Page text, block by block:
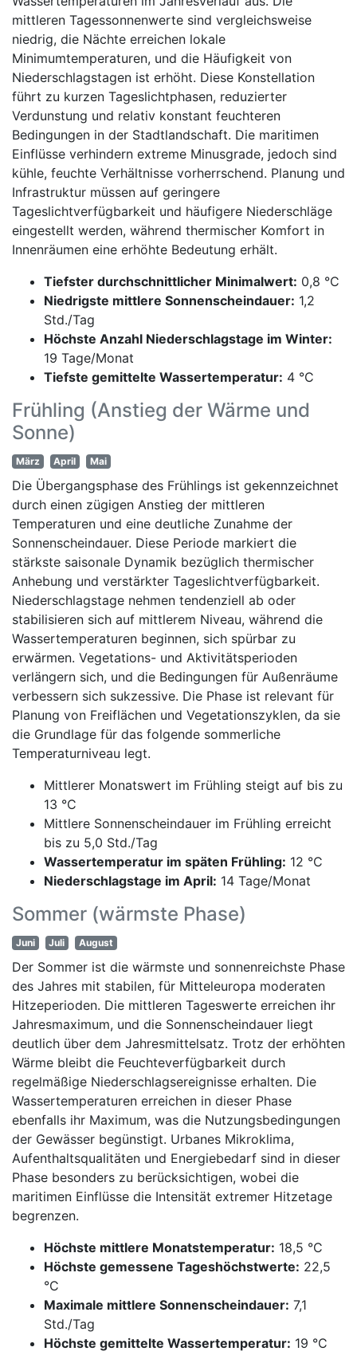
mittleren Tagessonnenwerte sind vergleichsweise
niedrig, die Nächte erreichen lokale
Minimumtemperaturen, und die Häufigkeit von
Niederschlagstagen ist erhöht. Diese Konstellation
führt zu kurzen Tageslichtphasen, reduzierter
Verdunstung und relativ konstant feuchteren
Bedingungen in der Stadtlandschaft. Die maritimen
Einflüsse verhindern extreme Minusgrade, jedoch sind
kühle, feuchte Verhältnisse vorherrschend. Planung und
Infrastruktur müssen auf geringere
Tageslichtverfügbarkeit und häufigere Niederschläge
eingestellt werden, während thermischer Komfort in
Innenräumen eine erhöhte Bedeutung erhält.
Tiefster durchschnittlicher Minimalwert: 0,8 °C
Niedrigste mittlere Sonnenscheindauer: 1,2
Std./Tag
Höchste Anzahl Niederschlagstage im Winter:
19 Tage/Monat
Tiefste gemittelte Wassertemperatur: 4 °C
Frühling (Anstieg der Wärme und
Sonne)
März April Mai
Die Übergangsphase des Frühlings ist gekennzeichnet
durch einen zügigen Anstieg der mittleren
Temperaturen und eine deutliche Zunahme der
Sonnenscheindauer. Diese Periode markiert die
stärkste saisonale Dynamik bezüglich thermischer
Anhebung und verstärkter Tageslichtverfügbarkeit.
Niederschlagstage nehmen tendenziell ab oder
stabilisieren sich auf mittlerem Niveau, während die
Wassertemperaturen beginnen, sich spürbar zu
erwärmen. Vegetations- und Aktivitätsperioden
verlängern sich, und die Bedingungen für Außenräume
verbessern sich sukzessive. Die Phase ist relevant für
Planung von Freiflächen und Vegetationszyklen, da sie
die Grundlage für das folgende sommerliche
Temperaturniveau legt.
Mittlerer Monatswert im Frühling steigt auf bis zu
13 °C
Mittlere Sonnenscheindauer im Frühling erreicht
bis zu 5,0 Std./Tag
Wassertemperatur im späten Frühling: 12 °C
Niederschlagstage im April: 14 Tage/Monat
Sommer (wärmste Phase)
Juni Juli August
Der Sommer ist die wärmste und sonnenreichste Phase
des Jahres mit stabilen, für Mitteleuropa moderaten
Hitzeperioden. Die mittleren Tageswerte erreichen ihr
Jahresmaximum, und die Sonnenscheindauer liegt
deutlich über dem Jahresmittelsatz. Trotz der erhöhten
Wärme bleibt die Feuchteverfügbarkeit durch
regelmäßige Niederschlagsereignisse erhalten. Die
Wassertemperaturen erreichen in dieser Phase
ebenfalls ihr Maximum, was die Nutzungsbedingungen
der Gewässer begünstigt. Urbanes Mikroklima,
Aufenthaltsqualitäten und Energiebedarf sind in dieser
Phase besonders zu berücksichtigen, wobei die
maritimen Einflüsse die Intensität extremer Hitzetage
begrenzen.
Höchste mittlere Monatstemperatur: 18,5 °C
Höchste gemessene Tageshöchstwerte: 22,5
°C
Maximale mittlere Sonnenscheindauer: 7,1
Std./Tag
Höchste gemittelte Wassertemperatur: 19 °C